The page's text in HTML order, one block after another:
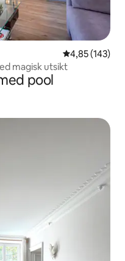
4,85 av 5 i
4,85 (143)
magisk utsikt
pool